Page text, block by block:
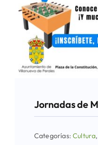
Jornadas de
Categorías:Cultura,